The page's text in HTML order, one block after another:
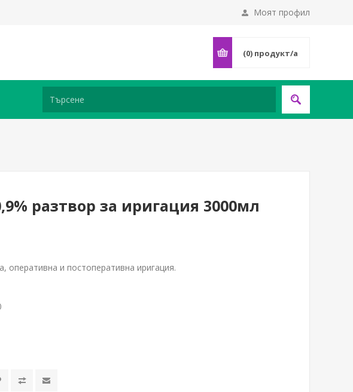
Моят профил
(0) продукт/а
разтвор за иригация 3000мл
оперативна и постоперативна иригация.